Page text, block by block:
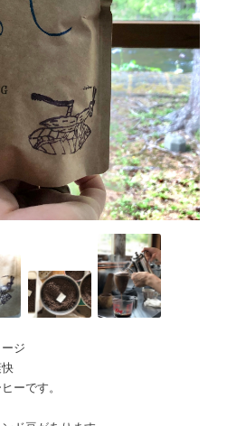
ジ
ーです。